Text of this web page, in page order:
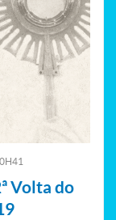
Volta do